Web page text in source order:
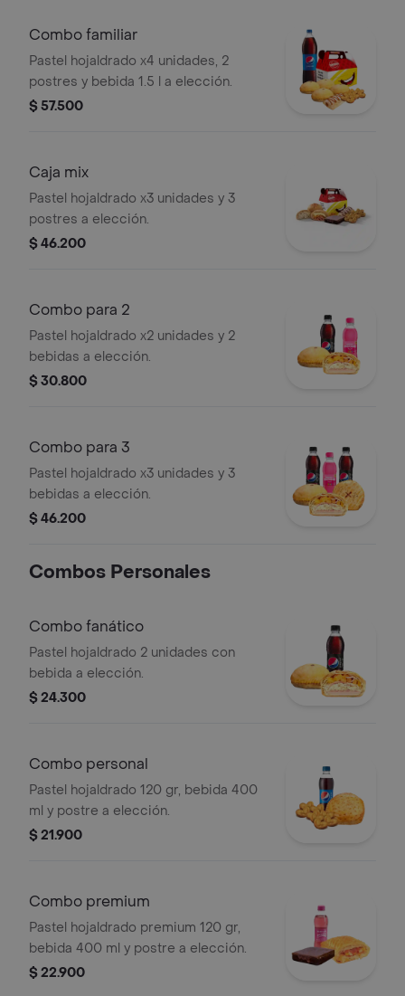
Combo familiar
Pastel hojaldrado x4 unidades, 2
postres y bebida 1.5 l a elección.
$ 57.500
Caja mix
Pastel hojaldrado x3 unidades y 3
postres a elección.
$ 46.200
Combo para 2
Pastel hojaldrado x2 unidades y 2
bebidas a elección.
$ 30.800
Combo para 3
Pastel hojaldrado x3 unidades y 3
bebidas a elección.
$ 46.200
Combos Personales
Combo fanático
Pastel hojaldrado 2 unidades con
bebida a elección.
$ 24.300
Combo personal
Pastel hojaldrado 120 gr, bebida 400
ml y postre a elección.
$ 21.900
Combo premium
Pastel hojaldrado premium 120 gr,
bebida 400 ml y postre a elección.
$ 22.900